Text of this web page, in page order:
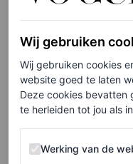
Wij gebruiken
Wij gebruiken cookies
website goed te laten
Deze cookies bevatten
te herleiden tot jou als
Werking van de
Werking van de